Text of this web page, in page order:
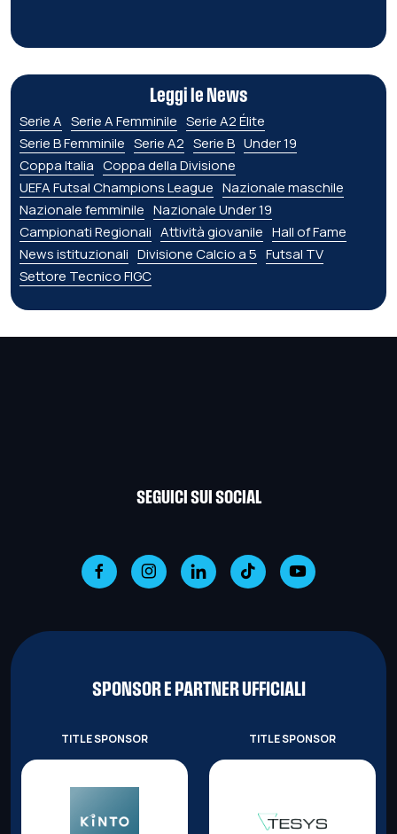
Leggi le News
Serie A Serie A Femminile Serie A2 Élite
Serie B Femminile Serie A2 Serie B Under 19
Coppa Italia Coppa della Divisione
UEFA Futsal Champions League Nazionale maschile
Nazionale femminile Nazionale Under 19
Campionati Regionali Attività giovanile Hall of Fame
News istituzionali Divisione Calcio a 5 Futsal TV
Settore Tecnico FIGC
SEGUICI SUI SOCIAL
SPONSOR E PARTNER UFFICIALI
TITLE SPONSOR TITLE SPONSOR